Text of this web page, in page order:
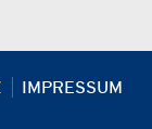
IMPRESSUM